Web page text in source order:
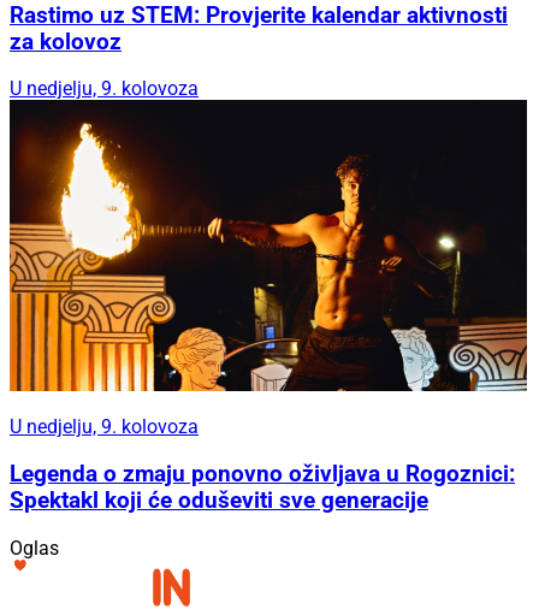
Rastimo uz STEM: Provjerite kalendar aktivnosti
za kolovoz
U nedjelju, 9. kolovoza
U nedjelju, 9. kolovoza
Legenda o zmaju ponovno oživljava u Rogoznici:
Spektakl koji će oduševiti sve generacije
Oglas